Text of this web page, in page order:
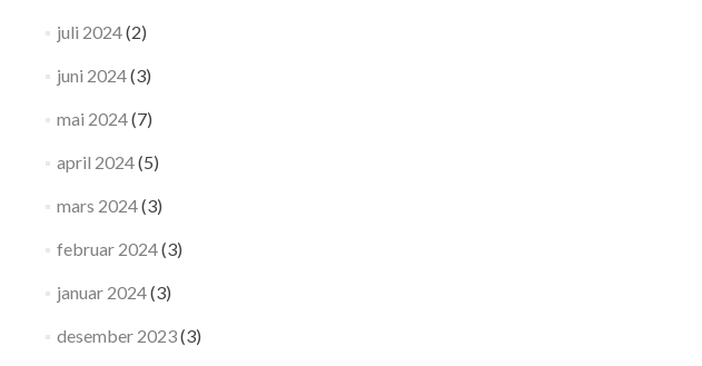
juli 2024(2)
juni 2024(3)
mai 2024(7)
april 2024(5)
mars 2024(3)
februar 2024(3)
januar 2024(3)
desember 2023(3)